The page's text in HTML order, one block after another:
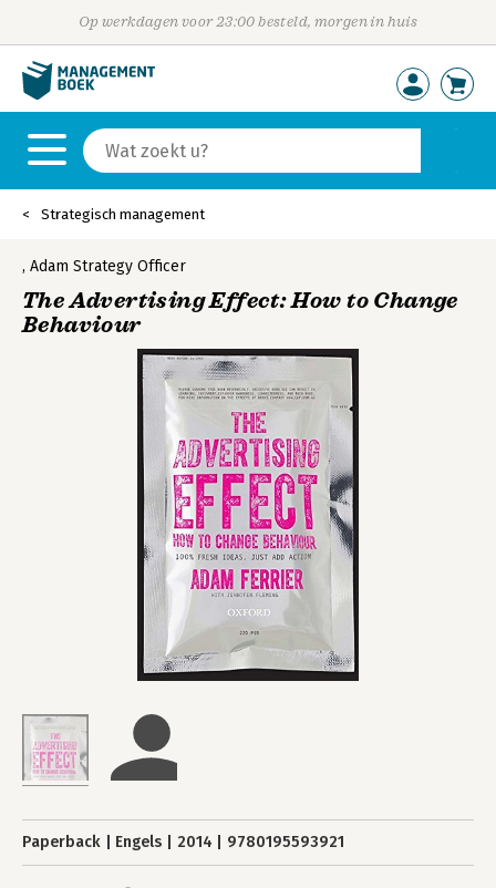
Op werkdagen voor 23:00 besteld, morgen in huis
Strategisch management
, Adam Strategy Officer
The Advertising Effect: How to Change
Behaviour
Paperback Engels 2014 9780195593921